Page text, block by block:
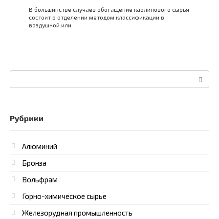
В большинстве случаев обогащение каолинового сырья
состоит в отделении методом классификации в
воздушной или
Рубрики
Алюминий
Бронза
Вольфрам
Горно-химическое сырье
Железорудная промышленность